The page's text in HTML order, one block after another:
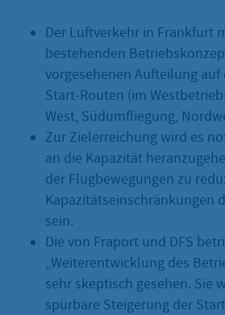
Der Luftverkehr in Frankfurt
bestehenden
vorgesehenen Aufteilung auf
Start-Routen (im
West, Südumfliegung,
Zur Zielerreichung wird es
an die Kapazität
der Flugbewegungen zu
Kapazitätseinschränkungen
sein.
Die von Fraport und DFS
„Weiterentwicklung des
sehr skeptisch gesehen. Sie
spürbare Steigerung der